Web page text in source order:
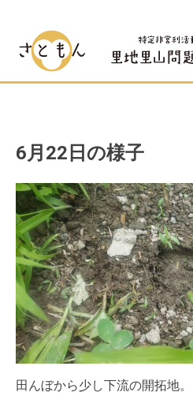
6月22日の様子
田んぼから少し下流の開拓地。